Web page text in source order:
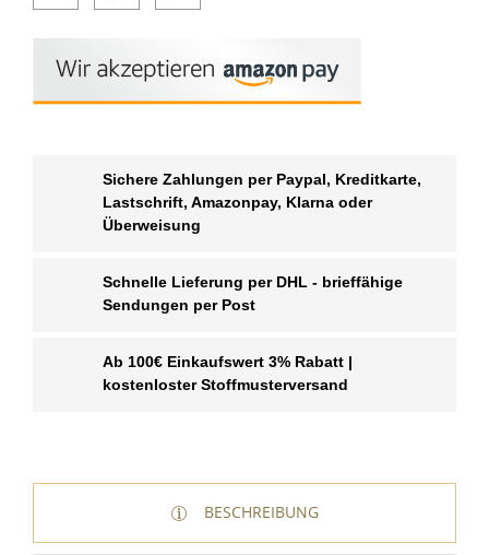
Sichere Zahlungen per Paypal, Kreditkarte,
Lastschrift, Amazonpay, Klarna oder
Überweisung
Schnelle Lieferung per DHL - brieffähige
Sendungen per Post
Ab 100€ Einkaufswert 3% Rabatt |
kostenloster Stoffmusterversand
BESCHREIBUNG